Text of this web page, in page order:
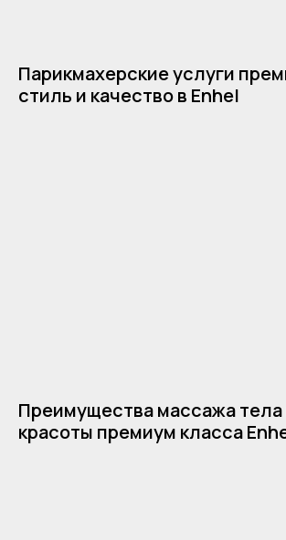
Парикмахерские услуги
стиль и качество в Enhel
Преимущества массажа тела
красоты премиум класса